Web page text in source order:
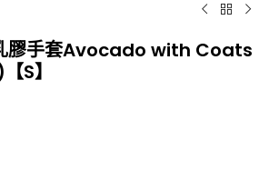
膠手套Avocado with Coats
S】